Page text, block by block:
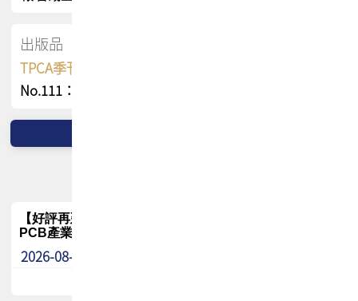
出版品
TPCA季刊 FREE 線上版
No.111：PCB全球風險布局與韌性
【好評再延長】PCB GPT 全面開放體驗延長到8月!!
PCB產業專屬 AI 知識平台
2026-08-04